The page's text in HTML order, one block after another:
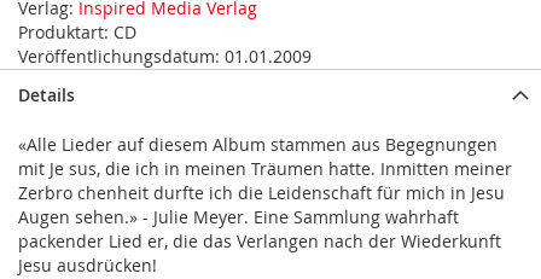
Verlag: Inspired Media Verlag
Produktart: CD
Veröffentlichungsdatum: 01.01.2009
Details
«Alle Lieder auf diesem Album stammen aus Begegnungen
mit Je sus, die ich in meinen Träumen hatte. Inmitten meiner
Zerbro chenheit durfte ich die Leidenschaft für mich in Jesu
Augen sehen.» - Julie Meyer. Eine Sammlung wahrhaft
packender Lied er, die das Verlangen nach der Wiederkunft
Jesu ausdrücken!